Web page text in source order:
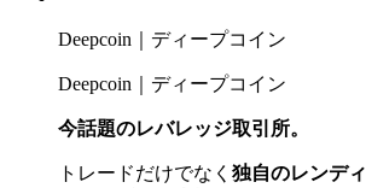
Deepcoin｜ディープコイン
Deepcoin｜ディープコイン
今話題のレバレッジ取引所。
トレードだけでなく 独自のレンデ